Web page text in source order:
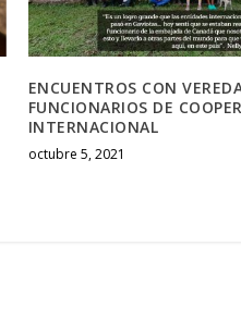
ENCUENTROS CON
FUNCIONARIOS DE
INTERNACIONAL
octubre 5, 2021